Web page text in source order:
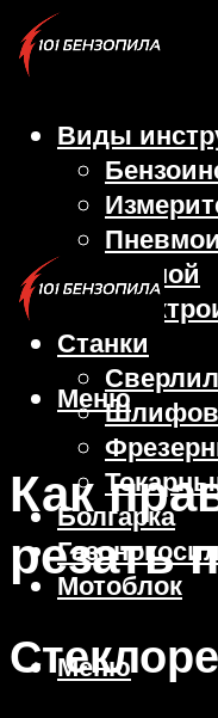
Виды
Ручной
Станки
Болгарка
Мотоблок
Меню
Меню
Как
резать